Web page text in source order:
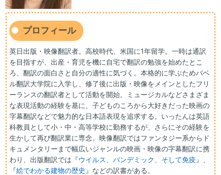
プロフィール
英日出版・映像翻訳者。高校時代、米国に1年留学。一時は通訳
を目指すが、出産・育児を機に自宅で翻訳の勉強を始めたとこ
ろ、翻訳の面白さと自分の適性に気づく。本格的に学ぶためバベ
ル翻訳大学院に入学し、修了後に出版・映像をメインとしたフリ
ーランスの翻訳者として活動を開始。ミュージカルなどさまざま
な表現活動の経験を基に、子どものころから大好きだった映画の
字幕翻訳などで魅力的な日本語表現を追求する。いったんは英語
科教員として小・中・高等学校に勤務するが、さらにその経験を
生かして再び翻訳業に専念。映像翻訳ではファンタジー系からド
キュメンタリーまで幅広いジャンルの映画・映像の字幕翻訳に携
わり、出版翻訳では『ウイルス、パンデミック、そして免疫 』、
『絵でわかる建物の歴史 』などの訳書がある。